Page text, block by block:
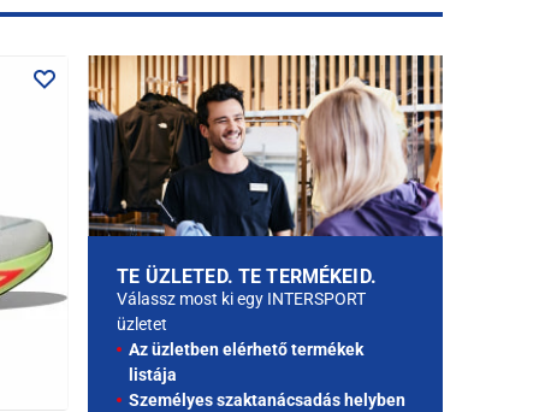
TE ÜZLETED. TE TERMÉKEID.
Válassz most ki egy INTERSPORT
üzletet
Az üzletben elérhető termékek
listája
Személyes szaktanácsadás helyben